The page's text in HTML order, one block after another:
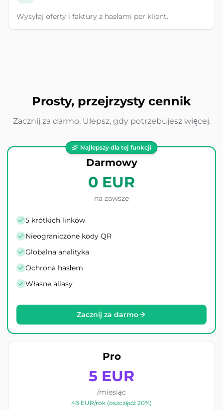
Wysyłaj oferty i faktury z hasłami per klient.
Prosty, przejrzysty cennik
Zacznij za darmo. Ulepsz, gdy potrzebujesz więcej.
Najlepszy dla tej funkcji
Darmowy
0 EUR
na zawsze
5 krótkich linków
Nieograniczone kody QR
Globalna analityka
Ochrona hasłem
Własne aliasy
Zacznij za darmo
Pro
5 EUR
/miesiąc
48 EUR/rok (oszczędź 20%)